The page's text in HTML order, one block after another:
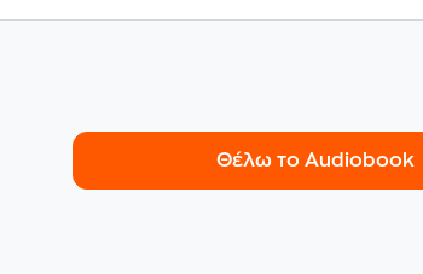
Θέλω το Audiobook